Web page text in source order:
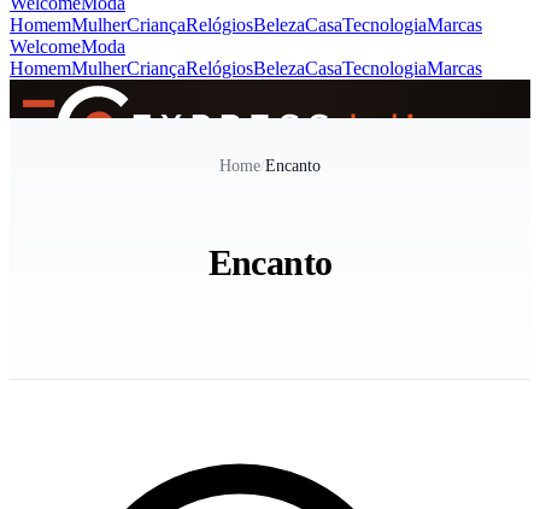
HomemMulherCriançaRelógiosBelezaCasaTecnologiaMarcas
WelcomeModa
HomemMulherCriançaRelógiosBelezaCasaTecnologiaMarcas
Home/Encanto
Encanto